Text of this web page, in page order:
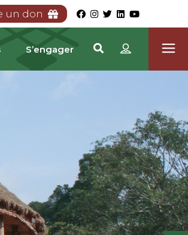
un don
S’engager